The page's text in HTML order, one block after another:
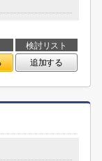
検討リスト
追加する